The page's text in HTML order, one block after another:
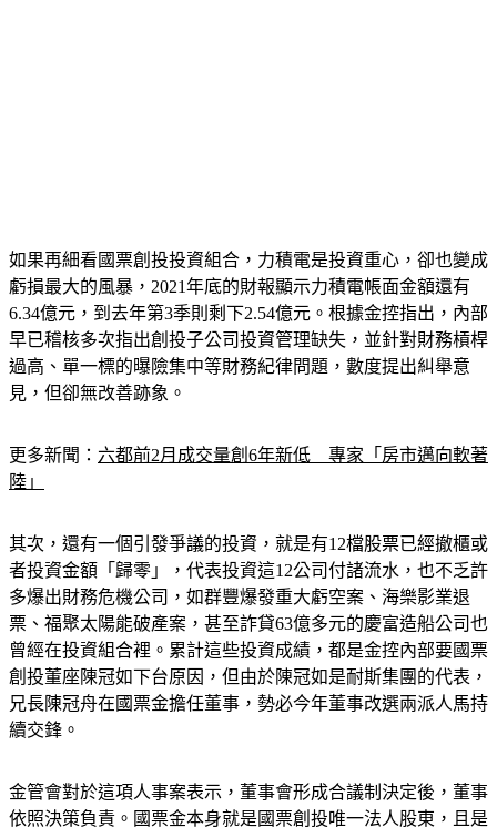
虧損最大的風暴，2021年底的財報顯示力積電帳面金額還有
6.34億元，到去年第3季則剩下2.54億元。根據金控指出，內部
早已稽核多次指出創投子公司投資管理缺失，並針對財務槓桿
過高、單一標的曝險集中等財務紀律問題，數度提出糾舉意
見，但卻無改善跡象。
陸」
者投資金額「歸零」，代表投資這12公司付諸流水，也不乏許
多爆出財務危機公司，如群豐爆發重大虧空案、海樂影業退
票、福聚太陽能破產案，甚至詐貸63億多元的慶富造船公司也
曾經在投資組合裡。累計這些投資成績，都是金控內部要國票
創投董座陳冠如下台原因，但由於陳冠如是耐斯集團的代表，
兄長陳冠舟在國票金擔任董事，勢必今年董事改選兩派人馬持
續交鋒。
依照決策負責。國票金本身就是國票創投唯一法人股東，且是
以法人股東身分當選國票創投董事，國票金本來就可以隨時改